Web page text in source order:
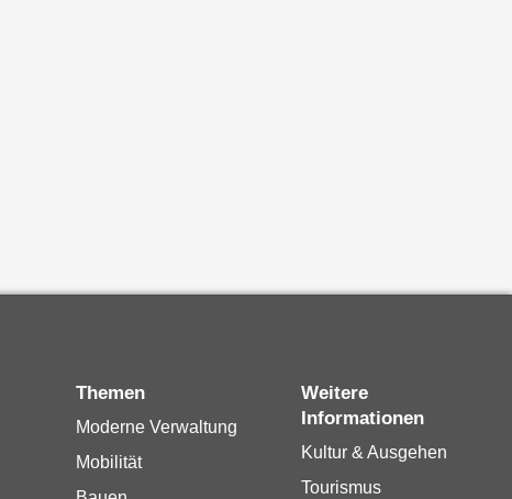
Themen
Moderne Verwaltung
Mobilität
Weitere
Informationen
Kultur & Ausgehen
Tourismus